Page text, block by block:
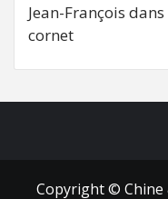
Jean-François dans
cornet
Copyright © Chine